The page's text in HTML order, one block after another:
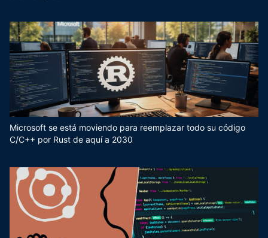
Microsoft se está moviendo para reemplazar todo su código
C/C++ por Rust de aquí a 2030